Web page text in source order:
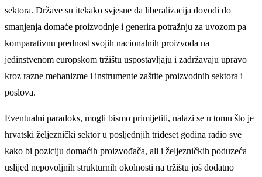
sektora. Države su itekako svjesne da liberalizacija dovodi do
smanjenja domaće proizvodnje i generira potražnju za uvozom pa
komparativnu prednost svojih nacionalnih proizvoda na
jedinstvenom europskom tržištu uspostavljaju i zadržavaju upravo
kroz razne mehanizme i instrumente zaštite proizvodnih sektora i
poslova.
Eventualni paradoks, mogli bismo primijetiti, nalazi se u tomu što je
hrvatski željeznički sektor u posljednjih trideset godina radio sve
kako bi poziciju domaćih proizvođača, ali i željezničkih poduzeća
uslijed nepovoljnih strukturnih okolnosti na tržištu još dodatno